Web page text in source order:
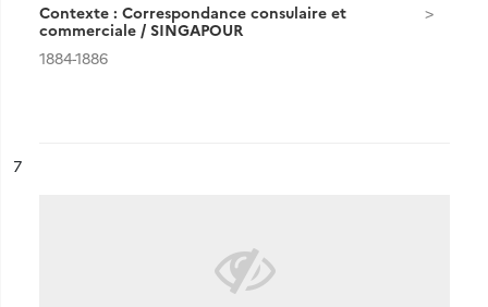
Contexte : Correspondance consulaire et
commerciale / SINGAPOUR
1884-1886
n°
7